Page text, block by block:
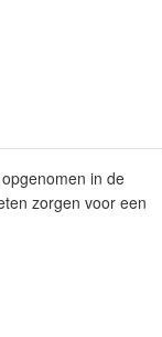
in de
zorgen voor een